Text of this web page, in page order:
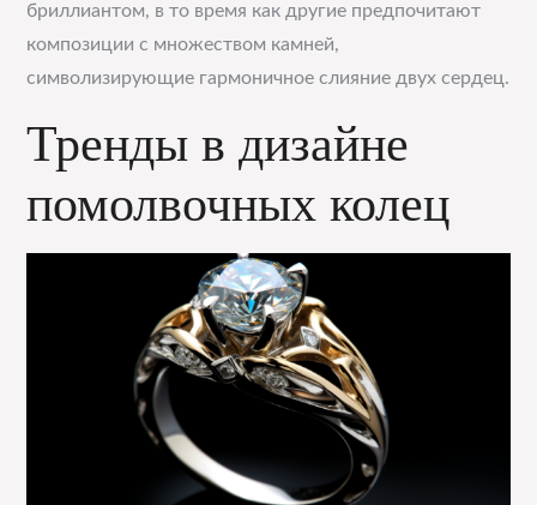
бриллиантом, в то время как другие предпочитают
композиции с множеством камней,
символизирующие гармоничное слияние двух сердец.
Тренды в дизайне
помолвочных колец